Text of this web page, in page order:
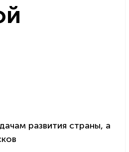
развития страны, а